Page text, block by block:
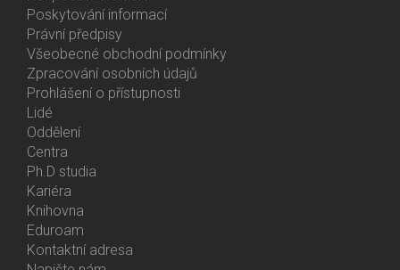
About
Us
Poskytování informací
Právní předpisy
Všeobecné obchodní podmínky
Zpracování osobních údajů
Prohlášení o přístupnosti
Bottom
Menu
Contacts
Lidé
Oddělení
Centra
Ph.D studia
Kariéra
Knihovna
Eduroam
Kontaktní adresa